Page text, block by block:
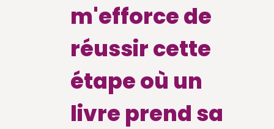
m'efforce de
réussir cette
étape où un
livre prend sa